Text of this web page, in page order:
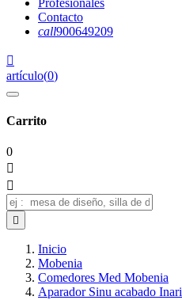
Contacto
call900649209

artículo(0)
Carrito
0



Inicio
Mobenia
Comedores Med Mobenia
Aparador Sinu acabado Inari